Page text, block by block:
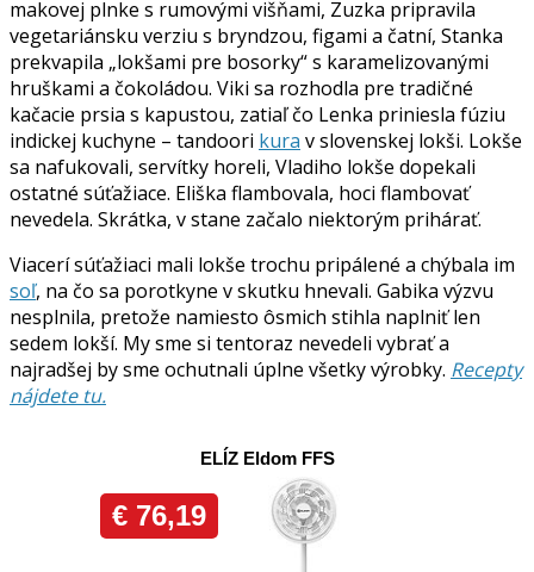
makovej plnke s rumovými višňami, Zuzka pripravila
vegetariánsku verziu s bryndzou, figami a čatní, Stanka
prekvapila „lokšami pre bosorky“ s karamelizovanými
hruškami a čokoládou. Viki sa rozhodla pre tradičné
kačacie prsia s kapustou, zatiaľ čo Lenka priniesla fúziu
indickej kuchyne – tandoori kura v slovenskej lokši. Lokše
sa nafukovali, servítky horeli, Vladiho lokše dopekali
ostatné súťažiace. Eliška flambovala, hoci flambovať
nevedela. Skrátka, v stane začalo niektorým prihárať.
Viacerí súťažiaci mali lokše trochu pripálené a chýbala im
soľ, na čo sa porotkyne v skutku hnevali. Gabika výzvu
nesplnila, pretože namiesto ôsmich stihla naplniť len
sedem lokší. My sme si tentoraz nevedeli vybrať a
najradšej by sme ochutnali úplne všetky výrobky. Recepty
nájdete tu.